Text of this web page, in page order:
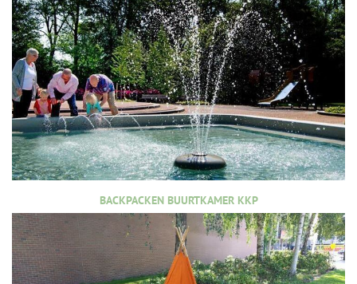
BACKPACKEN BUURTKAMER KKP